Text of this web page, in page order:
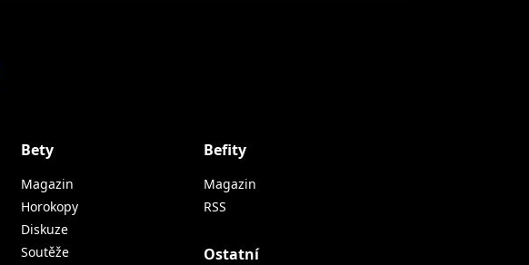
Bety
Magazin
Horokopy
Diskuze
Soutěže
Befity
Magazin
RSS
Ostatní